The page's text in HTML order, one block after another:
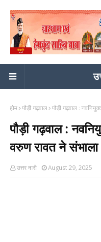
होम पौड़ी गढ़वाल पौड़ी गढ़वाल :
पौड़ी गढ़वाल :
वरुण रावत ने संभाला
उत्तर नारी August 29, 2025